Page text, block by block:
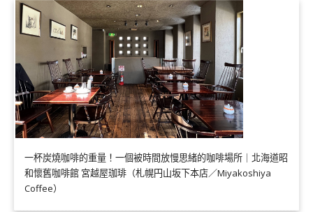
一杯炭燒咖啡的重量！一個被時間放慢思緒的咖啡場所｜北海道昭
和懷舊咖啡館 宮越屋珈琲（札幌円山坂下本店／Miyakoshiya
Coffee）